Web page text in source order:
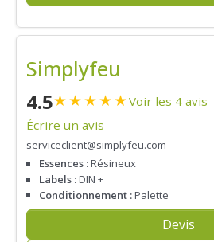
Simplyfeu
4.5★★★★★Voir les 4 avis
Écrire un avis
serviceclient@simplyfeu.com
Essences :Résineux
Labels :DIN +
Conditionnement :Palette
Devis